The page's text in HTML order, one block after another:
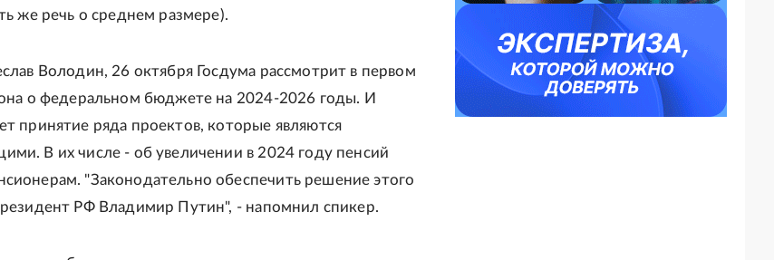
же речь о среднем размере).
Володин, 26 октября Госдума рассмотрит в первом
о федеральном бюджете на 2024-2026 годы. И
принятие ряда проектов, которые являются
В их числе - об увеличении в 2024 году пенсий
"Законодательно обеспечить решение этого
РФ Владимир Путин", - напомнил спикер.